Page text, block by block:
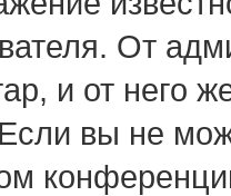
От
и от него
вы не